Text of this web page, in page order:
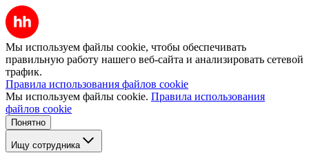
Мы используем файлы cookie, чтобы обеспечивать
правильную работу нашего веб-сайта и анализировать сетевой
трафик.
Правила использования файлов cookie
Мы используем файлы cookie. Правила использования
файлов cookie
Понятно
Ищу сотрудника